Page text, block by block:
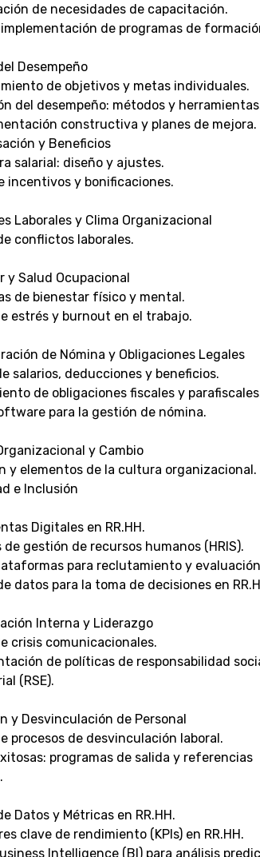
de necesidades de capacitación.
implementación de programas de
Desempeño
de objetivos y metas individuales.
del desempeño: métodos y
constructiva y planes de mejora.
y Beneficios
salarial: diseño y ajustes.
incentivos y bonificaciones.
Laborales y Clima Organizacional
conflictos laborales.
y Salud Ocupacional
de bienestar físico y mental.
estrés y burnout en el trabajo.
de Nómina y Obligaciones Legales
salarios, deducciones y beneficios.
de obligaciones fiscales y
para la gestión de nómina.
y Cambio
y elementos de la cultura organizacional.
e Inclusión
Digitales en RR.HH.
de gestión de recursos humanos (HRIS).
para reclutamiento y
datos para la toma de decisiones en
Interna y Liderazgo
crisis comunicacionales.
de políticas de responsabilidad
(RSE).
y Desvinculación de Personal
procesos de desvinculación laboral.
programas de salida y referencias
Datos y Métricas en RR.HH.
clave de rendimiento (KPIs) en RR.HH.
Intelligence (BI) para análisis